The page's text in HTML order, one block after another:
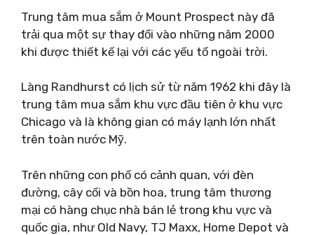
Trung tâm mua sắm ở Mount Prospect này đã
trải qua một sự thay đổi vào những năm 2000
khi được thiết kế lại với các yếu tố ngoài trời.
Làng Randhurst có lịch sử từ năm 1962 khi đây là
trung tâm mua sắm khu vực đầu tiên ở khu vực
Chicago và là không gian có máy lạnh lớn nhất
trên toàn nước Mỹ.
Trên những con phố có cảnh quan, với đèn
đường, cây cối và bồn hoa, trung tâm thương
mại có hàng chục nhà bán lẻ trong khu vực và
quốc gia, như Old Navy, TJ Maxx, Home Depot và